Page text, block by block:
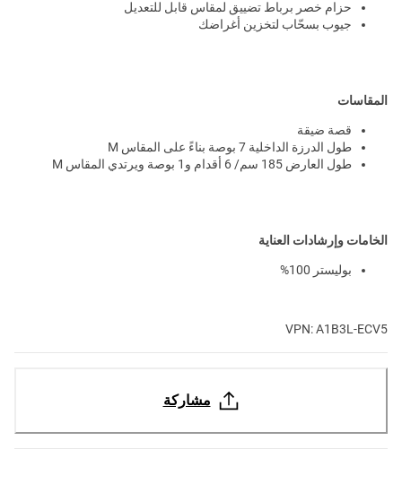
حزام خصر برباط تضييق لمقاس قابل للتعديل
جيوب بسحّاب لتخزين أغراضك
المقاسات
قصة ضيقة
طول الدرزة الداخلية 7 بوصة بناءً على المقاس M
طول العارض 185 سم/ 6 أقدام و1 بوصة ويرتدي المقاس M
الخامات وإرشادات العناية
بوليستر 100%
VPN: A1B3L-ECV5
مشاركة